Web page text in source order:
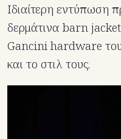
Ιδιαίτερη εντύπωση
δερμάτινα barn
Gancini hardware του
και το στιλ τους.